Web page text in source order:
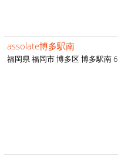
assolate博多駅南
福岡県 福岡市 博多区 博多駅南 6